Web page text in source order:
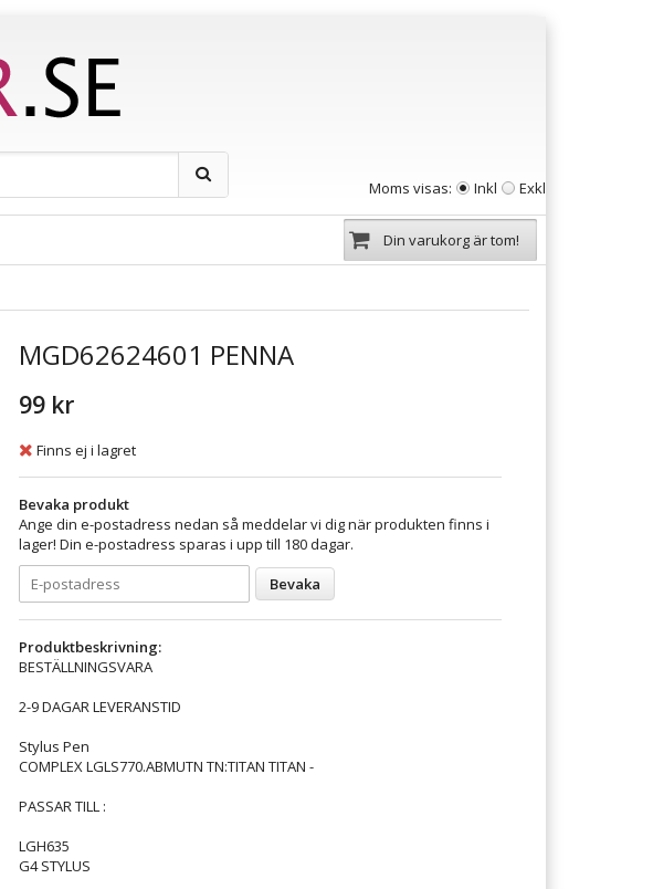
Moms visas: Inkl Exkl
Din varukorg är tom!
MGD62624601 PENNA
99 kr
Finns ej i lagret
Bevaka produkt
Ange din e-postadress nedan så meddelar vi dig när produkten finns i
lager! Din e-postadress sparas i upp till 180 dagar.
Bevaka
Produktbeskrivning:
BESTÄLLNINGSVARA
2-9 DAGAR LEVERANSTID
Stylus Pen
COMPLEX LGLS770.ABMUTN TN:TITAN TITAN -
PASSAR TILL :
LGH635
G4 STYLUS